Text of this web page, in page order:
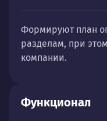
Формируют план
разделам, при
компании.
Функционал